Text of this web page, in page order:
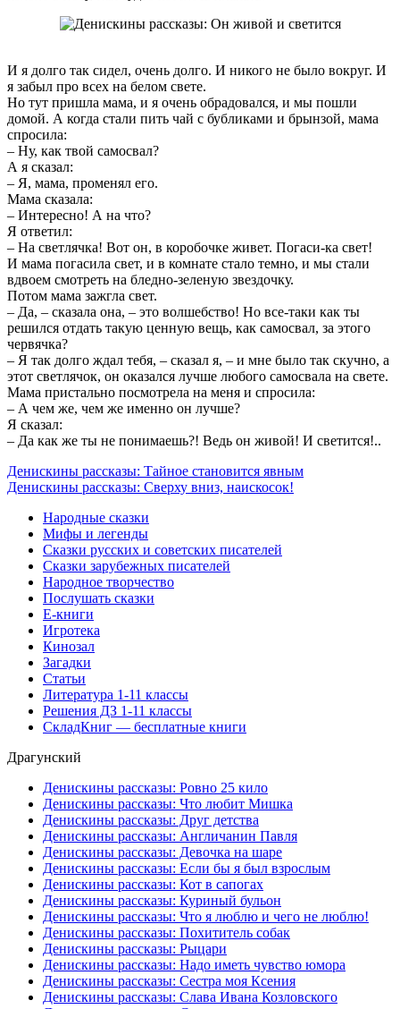
И я долго так сидел, очень долго. И никого не было вокруг. И
я забыл про всех на белом свете.
Но тут пришла мама, и я очень обрадовался, и мы пошли
домой. А когда стали пить чай с бубликами и брынзой, мама
спросила:
– Ну, как твой самосвал?
А я сказал:
– Я, мама, променял его.
Мама сказала:
– Интересно! А на что?
Я ответил:
– На светлячка! Вот он, в коробочке живет. Погаси-ка свет!
И мама погасила свет, и в комнате стало темно, и мы стали
вдвоем смотреть на бледно-зеленую звездочку.
Потом мама зажгла свет.
– Да, – сказала она, – это волшебство! Но все-таки как ты
решился отдать такую ценную вещь, как самосвал, за этого
червячка?
– Я так долго ждал тебя, – сказал я, – и мне было так скучно, а
этот светлячок, он оказался лучше любого самосвала на свете.
Мама пристально посмотрела на меня и спросила:
– А чем же, чем же именно он лучше?
Я сказал:
– Да как же ты не понимаешь?! Ведь он живой! И светится!..
Денискины рассказы: Тайное становится явным
Денискины рассказы: Сверху вниз, наискосок!
Народные сказки
Мифы и легенды
Сказки русских и советских писателей
Сказки зарубежных писателей
Народное творчество
Послушать сказки
Е-книги
Игротека
Кинозал
Загадки
Статьи
Литература 1-11 классы
Решения ДЗ 1-11 классы
СкладКниг — бесплатные книги
Драгунский
Денискины рассказы: Ровно 25 кило
Денискины рассказы: Что любит Мишка
Денискины рассказы: Друг детства
Денискины рассказы: Англичанин Павля
Денискины рассказы: Девочка на шаре
Денискины рассказы: Если бы я был взрослым
Денискины рассказы: Кот в сапогах
Денискины рассказы: Куриный бульон
Денискины рассказы: Что я люблю и чего не люблю!
Денискины рассказы: Похититель собак
Денискины рассказы: Рыцари
Денискины рассказы: Надо иметь чувство юмора
Денискины рассказы: Сестра моя Ксения
Денискины рассказы: Слава Ивана Козловского